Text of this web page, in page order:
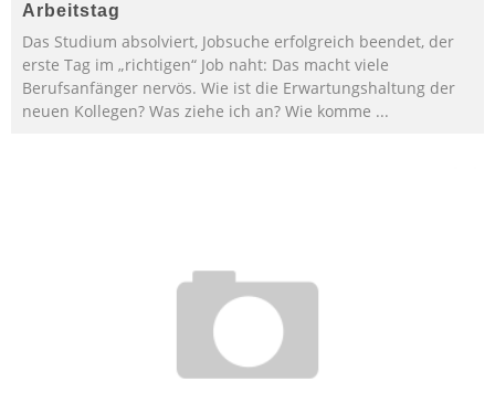
Arbeitstag
Das Studium absolviert, Jobsuche erfolgreich beendet, der
erste Tag im „richtigen“ Job naht: Das macht viele
Berufsanfänger nervös. Wie ist die Erwartungshaltung der
neuen Kollegen? Was ziehe ich an? Wie komme ...